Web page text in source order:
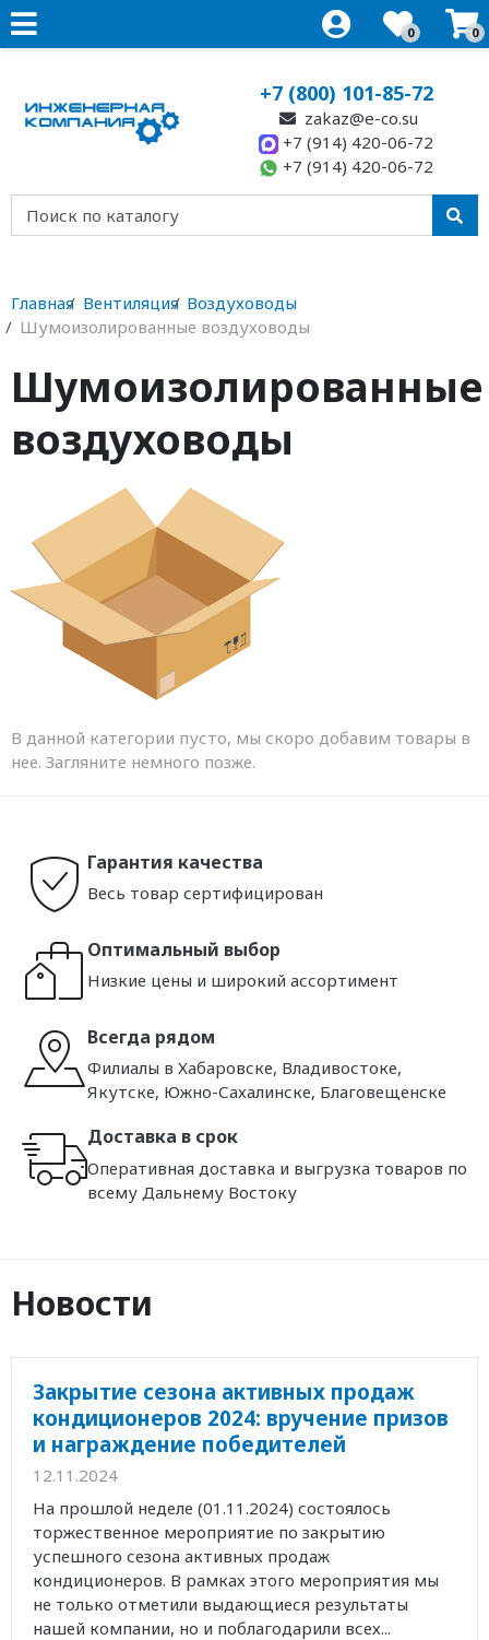
0 0
+7 (800) 101-85-72
zakaz@e-co.su
+7 (914) 420-06-72
+7 (914) 420-06-72
Главная Вентиляция Воздуховоды
Шумоизолированные воздуховоды
Шумоизолированные
воздуховоды
В данной категории пусто, мы скоро добавим товары в
нее. Загляните немного позже.
Гарантия качества
Весь товар сертифицирован
Оптимальный выбор
Низкие цены и широкий ассортимент
Всегда рядом
Филиалы в Хабаровске, Владивостоке,
Якутске, Южно-Сахалинске, Благовещенске
Доставка в срок
Оперативная доставка и выгрузка товаров по
всему Дальнему Востоку
Новости
Закрытие сезона активных продаж
кондиционеров 2024: вручение призов
и награждение победителей
12.11.2024
На прошлой неделе (01.11.2024) состоялось
торжественное мероприятие по закрытию
успешного сезона активных продаж
кондиционеров. В рамках этого мероприятия мы
не только отметили выдающиеся результаты
нашей компании, но и поблагодарили всех...